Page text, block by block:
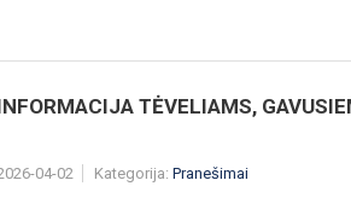
TĖVELIAMS,
04-02 Kategorija: Pranešimai